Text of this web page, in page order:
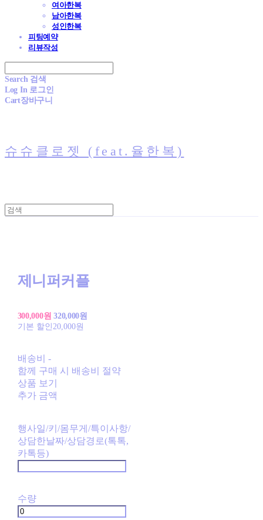
여아한복
남아한복
성인한복
피팅예약
리뷰작성
Search 검색
Log In 로그인
Cart장바구니
슈슈클로젯 (feat.율한복)
제니퍼커플
300,000원320,000원
기본 할인 20,000원
배송비 -
함께 구매 시 배송비 절약
상품 보기
추가 금액
행사일/키/몸무게/특이사항/
상담한날짜/상담경로(톡톡,
카톡등)
수량